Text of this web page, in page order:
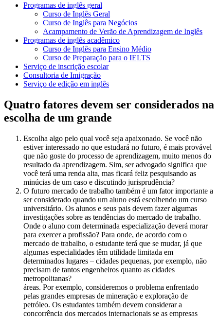
Programas de inglês geral
Curso de Inglês Geral
Curso de Inglês para Negócios
Acampamento de Verão de Aprendizagem de Inglês
Programas de inglês acadêmico
Curso de Inglês para Ensino Médio
Curso de Preparação para o IELTS
Serviço de inscrição escolar
Consultoria de Imigração
Serviço de edição em inglês
Quatro fatores devem ser considerados na
escolha de um grande
Escolha algo pelo qual você seja apaixonado. Se você não
estiver interessado no que estudará no futuro, é mais provável
que não goste do processo de aprendizagem, muito menos do
resultado da aprendizagem. Sim, ser advogado significa que
você terá uma renda alta, mas ficará feliz pesquisando as
minúcias de um caso e discutindo jurisprudência?
O futuro mercado de trabalho também é um fator importante a
ser considerado quando um aluno está escolhendo um curso
universitário. Os alunos e seus pais devem fazer algumas
investigações sobre as tendências do mercado de trabalho.
Onde o aluno com determinada especialização deverá morar
para exercer a profissão? Para onde, de acordo com o
mercado de trabalho, o estudante terá que se mudar, já que
algumas especialidades têm utilidade limitada em
determinados lugares – cidades pequenas, por exemplo, não
precisam de tantos engenheiros quanto as cidades
metropolitanas?
áreas. Por exemplo, consideremos o problema enfrentado
pelas grandes empresas de mineração e exploração de
petróleo. Os estudantes também devem considerar a
concorrência dos mercados internacionais se as empresas